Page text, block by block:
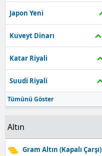
Japon Yeni
Kuveyt Dinarı
Katar Riyali
Suudi Riyali
Tümünü Göster
Altın
Gram Altın (Kapalı Çarşı)